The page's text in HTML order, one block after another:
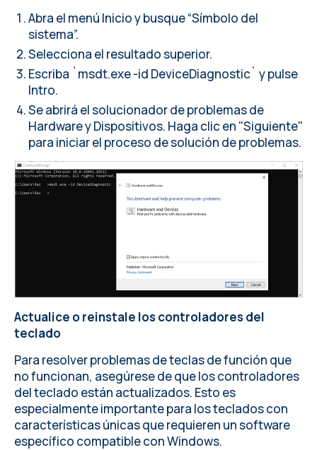
Abra el menú Inicio y busque “Símbolo del
sistema”.
Selecciona el resultado superior.
Escriba `msdt.exe -id DeviceDiagnostic` y pulse
Intro.
Se abrirá el solucionador de problemas de
Hardware y Dispositivos. Haga clic en "Siguiente"
para iniciar el proceso de solución de problemas.
Actualice o reinstale los controladores del
teclado
Para resolver problemas de teclas de función que
no funcionan, asegúrese de que los controladores
del teclado están actualizados. Esto es
especialmente importante para los teclados con
características únicas que requieren un software
específico compatible con Windows.